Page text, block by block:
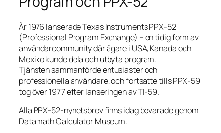
År 1976 lanserade Texas Instruments PPX-52
(Professional Program Exchange) – en tidig form av
användarcommunity där ägare i USA, Kanada och
Mexiko kunde dela och utbyta program.
Tjänsten sammanförde entusiaster och
professionella användare, och fortsatte tills PPX-59
tog över 1977 efter lanseringen av TI-59.
Alla PPX-52-nyhetsbrev finns idag bevarade genom
Datamath Calculator Museum.